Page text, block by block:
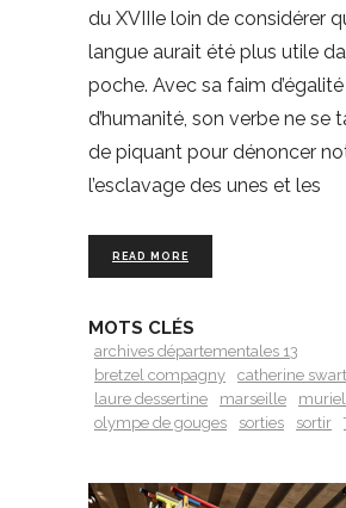
du XVIIIe loin de considérer
langue aurait été plus utile
poche. Avec sa faim
d’humanité, son verbe ne se
de piquant pour dénoncer
l’esclavage des unes et les
READ MORE
MOTS CLÉS
archives départementales 13
bretzel compagny
catherine
laure dessertine
marseille
olympe de gouges
sorties sortir